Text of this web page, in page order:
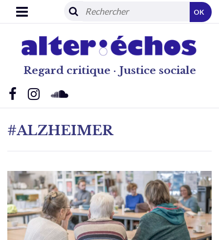
Regard critique · Justice sociale
OK
#ALZHEIMER